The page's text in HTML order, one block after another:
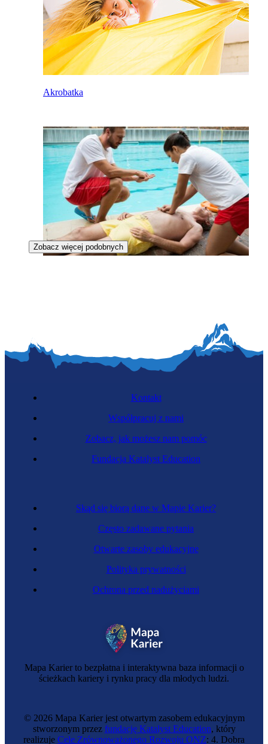
Akrobatka
Instruktorka narciarstwa
Zobacz więcej podobnych
Mapa Karier to bezpłatna i interaktywna baza informacji o
ścieżkach kariery i rynku pracy dla młodych ludzi.
Skąd się biorą dane w Mapie Karier?
Często zadawane pytania
Otwarte zasoby edukacyjne
Polityka prywatności
Ochrona przed nadużyciami
Kontakt
Współpracuj z nami
Zobacz, jak możesz nam pomóc
Fundacja Katalyst Education
© 2026 Mapa Karier jest otwartym zasobem edukacyjnym
stworzonym przez fundację Katalyst Education, który
realizuje Cele Zrównoważonego Rozwoju ONZ: 4. Dobra